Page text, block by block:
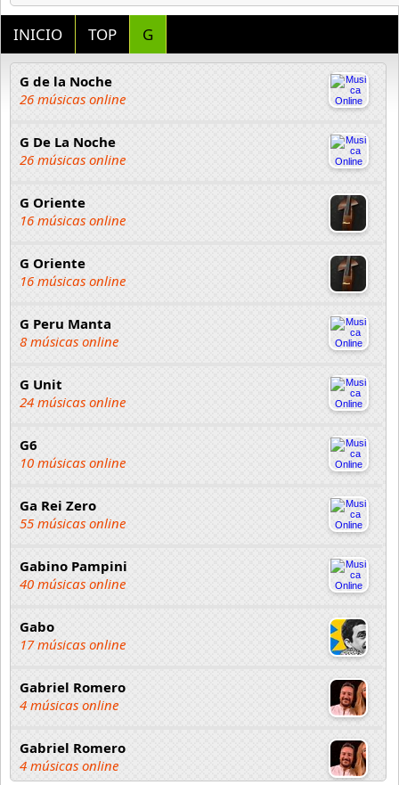
INICIO TOP G
G de la Noche
26 músicas online
G De La Noche
26 músicas online
G Oriente
16 músicas online
G Oriente
16 músicas online
G Peru Manta
8 músicas online
G Unit
24 músicas online
G6
10 músicas online
Ga Rei Zero
55 músicas online
Gabino Pampini
40 músicas online
Gabo
17 músicas online
Gabriel Romero
4 músicas online
Gabriel Romero
4 músicas online